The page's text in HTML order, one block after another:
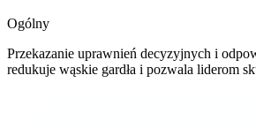
Ogólny
Przekazanie uprawnień decyzyjnych i
redukuje wąskie gardła i pozwala liderom